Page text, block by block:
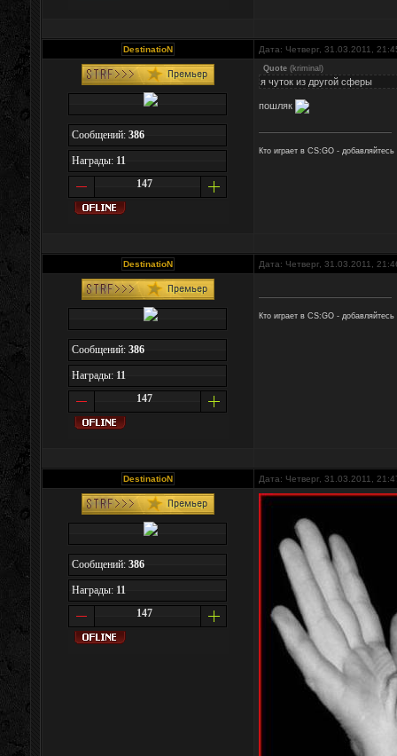
DestinatioN Дата: Четверг, 31.03.2011,
Сообщений: 386
Награды: 11
147
Quote (kriminal )
я чуток из другой сферы
пошляк
Кто играет в CS:GO - добавляйтесь
DestinatioN Дата: Четверг, 31.03.2011,
Сообщений: 386
Награды: 11
147
Кто играет в CS:GO - добавляйтесь
DestinatioN Дата: Четверг, 31.03.2011,
Сообщений: 386
Награды: 11
147